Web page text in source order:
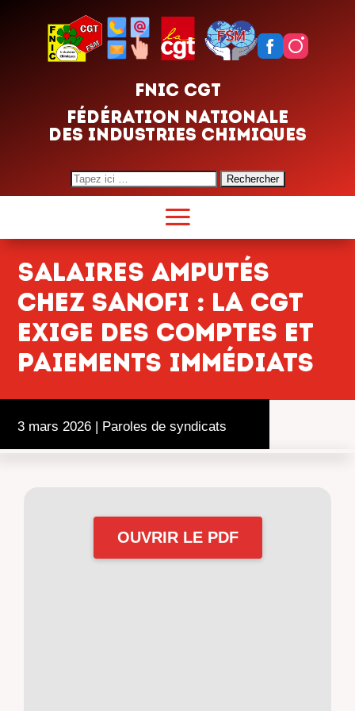
FNIC CGT
FÉDÉRATION NATIONALE
DES INDUSTRIES CHIMIQUES
Search
for:
SALAIRES AMPUTés
chez sanofi : la cgt
exige des comptes et
paiements immédiats
3 mars 2026 | Paroles de syndicats
OUVRIR LE PDF